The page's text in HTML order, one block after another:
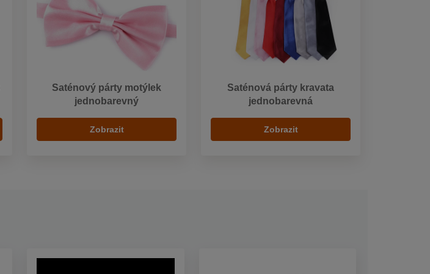
Saténový párty motýlek
jednobarevný
Zobrazit
Saténová párty kravata
jednobarevná
Zobrazit